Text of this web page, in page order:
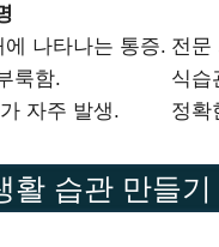
나타나는 통증. 전문
룩함.
식습
자주 발생. 정확
활 습관 만들기